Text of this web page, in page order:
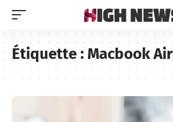
Étiquette :Macbook Air